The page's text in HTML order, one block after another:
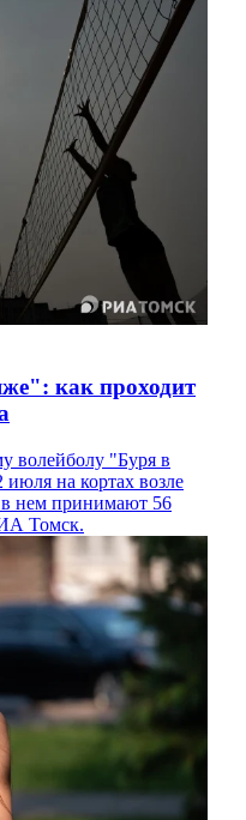
как проходит
волейболу "Буря в
на кортах возле
в нем принимают 56
Томск.